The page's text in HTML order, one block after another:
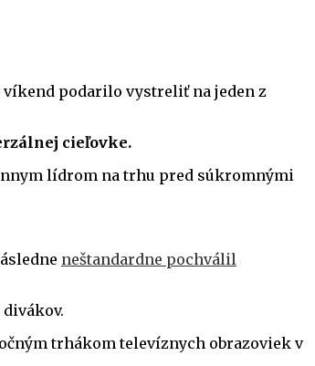
podarilo vystreliť na jeden z
cieľovke.
lídrom na trhu pred súkromnými
neštandardne pochválil
trhákom televíznych obrazoviek v